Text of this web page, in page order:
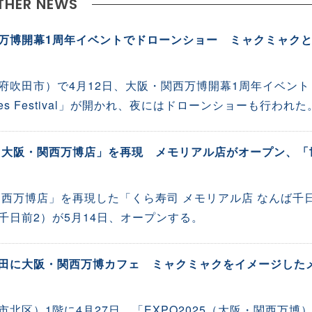
NEWS
博開幕1周年イベントでドローンショー ミャクミャクと
吹田市）で4月12日、大阪・関西万博開幕1周年イベント
Festival」が開かれ、夜にはドローンショーも行われた。
阪・関西万博店」を再現 メモリアル店がオープン、「
万博店」を再現した「くら寿司 メモリアル店 なんば千
日前2）が5月14日、オープンする。
に大阪・関西万博カフェ ミャクミャクをイメージした